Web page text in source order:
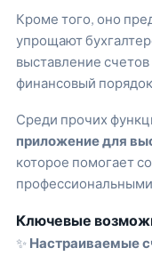
Кроме того, оно
упрощают
выставление
финансовый
Среди прочих
приложение для
которое помогает
Ключевые
✨ Настраиваемые